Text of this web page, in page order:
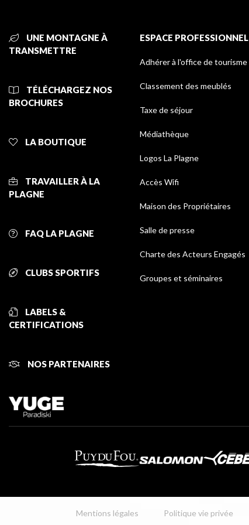
UNE MONTAGNE À
TRANSMETTRE
TÉLÉCHARGEZ NOS
BROCHURES
LA BOUTIQUE
TRAVAILLER À LA
PLAGNE
FAQ LA PLAGNE
CLUBS SPORTIFS
LABELS &
CERTIFICATIONS
NOS PARTENAIRES
ESPACE PROFESSIONNEL
Adhérer à l'office de tourisme
Classement des meublés
Taxe de séjour
Médiathèque
Logos La Plagne
Accès Wifi
Maison des Propriétaires
Salle de presse
Charte des Acteurs Engagés
Groupes et séminaires
Mentions légales Politique vie privée